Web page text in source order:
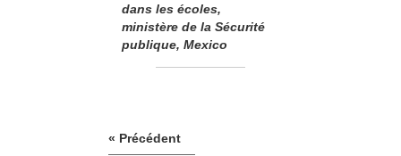
dans les écoles,
ministère de la Sécurité
publique, Mexico
« Précédent